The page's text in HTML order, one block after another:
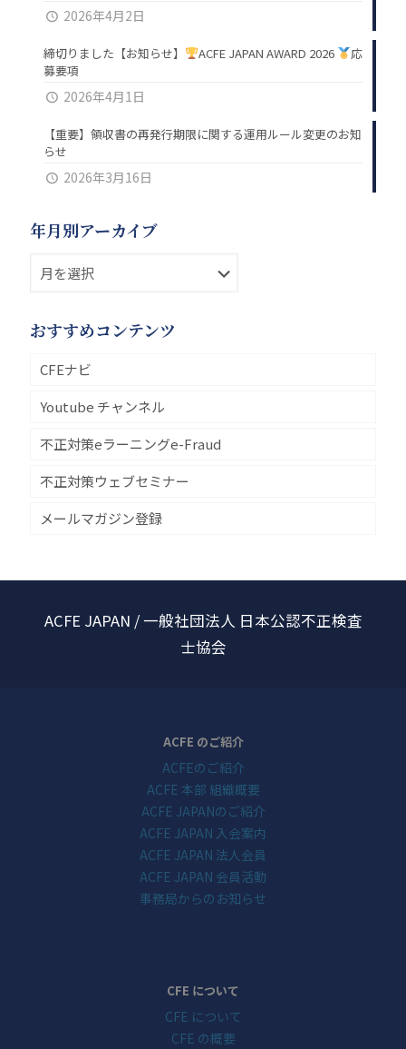
2026年4月2日
締切りました【お知らせ】 ACFE JAPAN AWARD 2026
応
募要項
2026年4月1日
【重要】領収書の再発行期限に関する運用ルール変更のお知
らせ
2026年3月16日
年月別アーカイブ
おすすめコンテンツ
CFEナビ
Youtube チャンネル
不正対策eラーニングe-Fraud
不正対策ウェブセミナー
メールマガジン登録
ACFE JAPAN / 一般社団法人 日本公認不正検査
士協会
ACFE のご紹介
ACFEのご紹介
ACFE 本部 組織概要
ACFE JAPANのご紹介
ACFE JAPAN 入会案内
ACFE JAPAN 法人会員
ACFE JAPAN 会員活動
事務局からのお知らせ
CFE について
CFE について
CFE の概要